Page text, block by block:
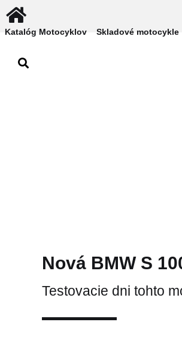
Katalóg Motocyklov Skladové motocykle
Nová BMW S
Testovacie dni tohto